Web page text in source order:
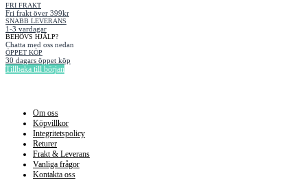
FRI FRAKT
Fri frakt över 399kr
SNABB LEVERANS
1-3 vardagar
BEHÖVS HJÄLP?
Chatta med oss nedan
ÖPPET KÖP
30 dagars öppet köp
Tillbaka till början
Om oss
Köpvillkor
Integritetspolicy
Returer
Frakt & Leverans
Vanliga frågor
Kontakta oss